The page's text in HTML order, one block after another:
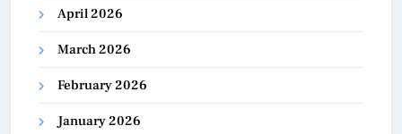
April 2026
March 2026
February 2026
January 2026